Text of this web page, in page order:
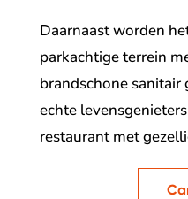
Daarnaast worden
parkachtige terrein
brandschone
echte
restaurant met